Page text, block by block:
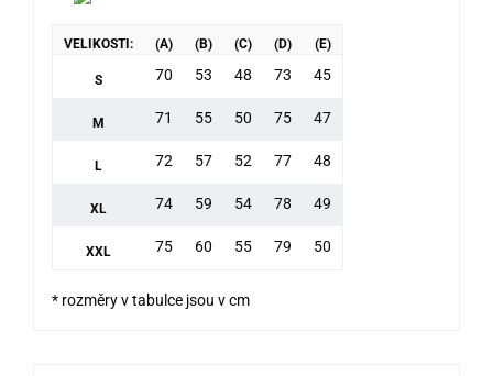
VELIKOSTI: (A) (B) (C) (D) (E)
S 70 53 48 73 45
M 71 55 50 75 47
L 72 57 52 77 48
XL 74 59 54 78 49
XXL 75 60 55 79 50
* rozměry v tabulce jsou v cm